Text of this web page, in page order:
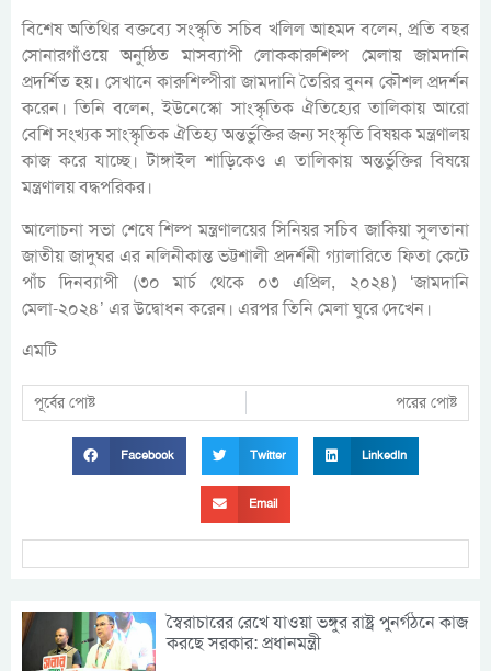
বিশেষ অতিথির বক্তব্যে সংস্কৃতি সচিব খলিল আহমদ বলেন, প্রতি বছর
সোনারগাঁওয়ে অনুষ্ঠিত মাসব্যাপী লোককারুশিল্প মেলায় জামদানি
প্রদর্শিত হয়। সেখানে কারুশিল্পীরা জামদানি তৈরির বুনন কৌশল প্রদর্শন
করেন। তিনি বলেন, ইউনেস্কো সাংস্কৃতিক ঐতিহ্যের তালিকায় আরো
বেশি সংখ্যক সাংস্কৃতিক ঐতিহ্য অন্তর্ভুক্তির জন্য সংস্কৃতি বিষয়ক মন্ত্রণালয়
কাজ করে যাচ্ছে। টাঙ্গাইল শাড়িকেও এ তালিকায় অন্তর্ভুক্তির বিষয়ে
মন্ত্রণালয় বদ্ধপরিকর।
আলোচনা সভা শেষে শিল্প মন্ত্রণালয়ের সিনিয়র সচিব জাকিয়া সুলতানা
জাতীয় জাদুঘর এর নলিনীকান্ত ভট্টশালী প্রদর্শনী গ্যালারিতে ফিতা কেটে
পাঁচ দিনব্যাপী (৩০ মার্চ থেকে ০৩ এপ্রিল, ২০২৪) ‘জামদানি
মেলা-২০২৪’ এর উদ্বোধন করেন। এরপর তিনি মেলা ঘুরে দেখেন।
এমটি
পূর্বের পোষ্ট পরের পোষ্ট
Facebook Twitter LinkedIn
Email
স্বৈরাচারের রেখে যাওয়া ভঙ্গুর রাষ্ট্র পুনর্গঠনে কাজ
করছে সরকার: প্রধানমন্ত্রী